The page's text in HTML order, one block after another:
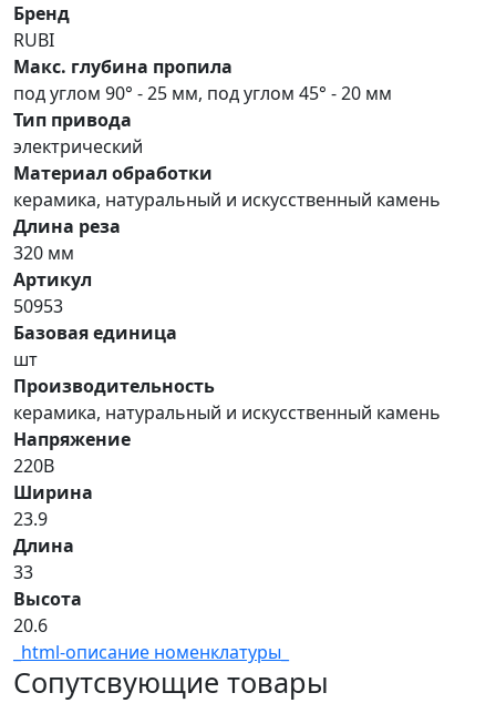
Бренд
RUBI
Макс. глубина пропила
под углом 90° - 25 мм, под углом 45° - 20 мм
Тип привода
электрический
Материал обработки
керамика, натуральный и искусственный камень
Длина реза
320 мм
Артикул
50953
Базовая единица
шт
Производительность
керамика, натуральный и искусственный камень
Напряжение
220В
Ширина
23.9
Длина
33
Высота
20.6
_html-описание номенклатуры_
Сопутсвующие товары